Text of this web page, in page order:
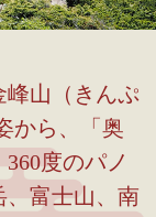
峰山（きんぷ
から、「奥
度のパノ
、富士山、南